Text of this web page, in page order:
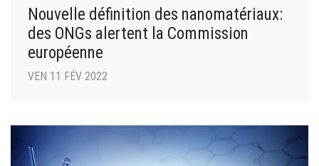
Nouvelle définition des nanomatériaux:
des ONGs alertent la Commission
européenne
VEN 11 FÉV 2022